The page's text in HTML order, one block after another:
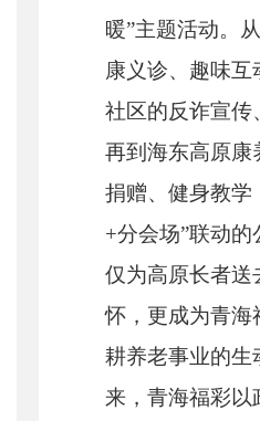
暖”主题活动。
康义诊、趣味互
社区的反诈宣传
再到海东高原康
捐赠、健身教学
+分会场”联动
仅为高原长者送
怀，更成为青海
耕养老事业的生
来，青海福彩以